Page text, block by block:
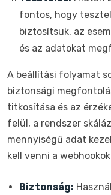
fontos, hogy
biztosítsuk, az
és az adatokat
A beállítási folyamat
biztonsági
titkosítása és az
felül, a rendszer
mennyiségű adat
kell venni a
Biztonság: